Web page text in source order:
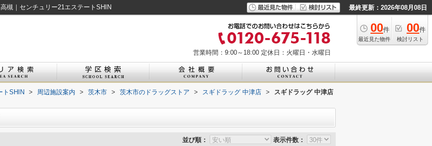
槻｜センチュリー21エステートSHIN 最終更新：2026年08月08日
00件
最近見た物件
00件
検討リスト
営業時間：9:00～18:00 定休日：火曜日・水曜日
トSHIN > 周辺施設案内 > 茨木市 > 茨木市のドラッグストア > スギドラッグ 中津店 >
スギドラッグ 中津店
並び順： 表示件数：